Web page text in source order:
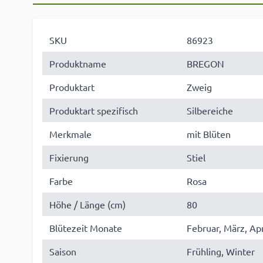
SKU
86923
Produktname
BREGON
Produktart
Zweig
Produktart spezifisch
Silbereiche
Merkmale
mit Blüten
Fixierung
Stiel
Farbe
Rosa
Höhe / Länge (cm)
80
Blütezeit Monate
Februar, März,
Saison
Frühling, Winter